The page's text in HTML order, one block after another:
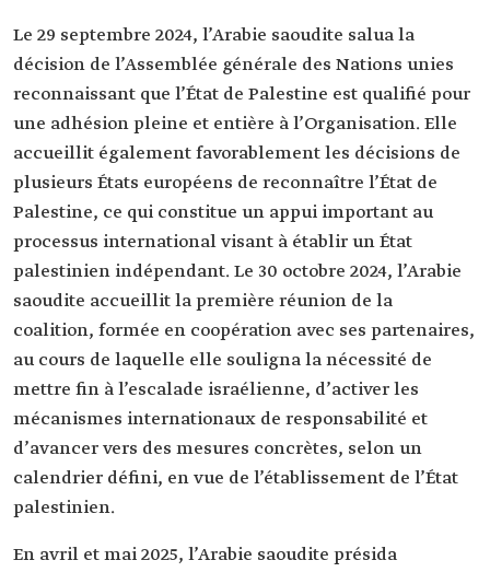
Le 29 septembre 2024, l’Arabie saoudite salua la
décision de l’Assemblée générale des Nations unies
reconnaissant que l’État de Palestine est qualifié pour
une adhésion pleine et entière à l’Organisation. Elle
accueillit également favorablement les décisions de
plusieurs États européens de reconnaître l’État de
Palestine, ce qui constitue un appui important au
processus international visant à établir un État
palestinien indépendant. Le 30 octobre 2024, l’Arabie
saoudite accueillit la première réunion de la
coalition, formée en coopération avec ses partenaires,
au cours de laquelle elle souligna la nécessité de
mettre fin à l’escalade israélienne, d’activer les
mécanismes internationaux de responsabilité et
d’avancer vers des mesures concrètes, selon un
calendrier défini, en vue de l’établissement de l’État
palestinien.
En avril et mai 2025, l’Arabie saoudite présida